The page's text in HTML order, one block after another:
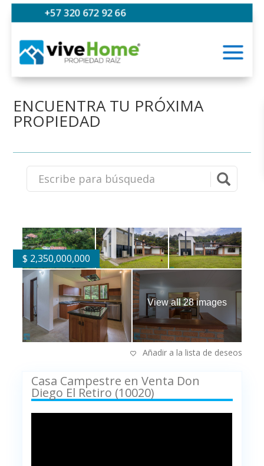
+57 320 672 92 66
ENCUENTRA TU PRÓXIMA
PROPIEDAD
$ 2,350,000,000
View all 28 images
Añadir a la lista de deseos
Casa Campestre en Venta Don
Diego El Retiro (10020)